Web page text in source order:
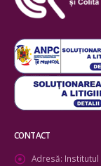
CONTACT
Adresă: Institutul